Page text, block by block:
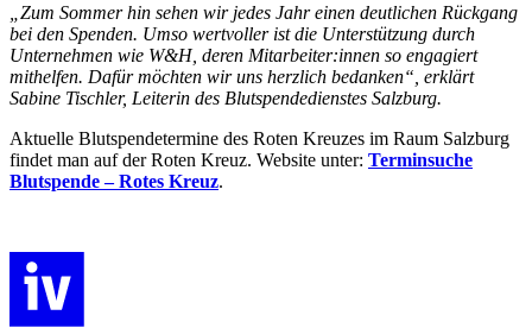
„Zum Sommer hin sehen wir jedes Jahr einen deutlichen Rückgang
bei den Spenden. Umso wertvoller ist die Unterstützung durch
Unternehmen wie W&H, deren Mitarbeiter:innen so engagiert
mithelfen. Dafür möchten wir uns herzlich bedanken“, erklärt
Sabine Tischler, Leiterin des Blutspendedienstes Salzburg.
Aktuelle Blutspendetermine des Roten Kreuzes im Raum Salzburg
findet man auf der Roten Kreuz. Website unter: Terminsuche
Blutspende – Rotes Kreuz.